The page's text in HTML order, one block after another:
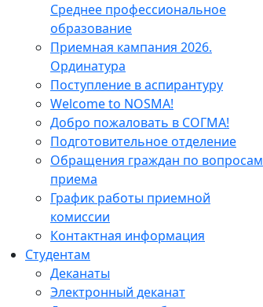
Среднее профессиональное
образование
Приемная кампания 2026.
Ординатура
Поступление в аспирантуру
Welcome to NOSMA!
Добро пожаловать в СОГМА!
Подготовительное отделение
Обращения граждан по вопросам
приема
График работы приемной
комиссии
Контактная информация
Студентам
Деканаты
Электронный деканат